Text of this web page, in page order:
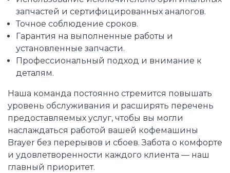
запчастей и сертифицированных аналогов.
Точное соблюдение сроков.
Гарантия на выполненные работы и
установленные запчасти.
Профессиональный подход и внимание к
деталям.
Наша команда постоянно стремится повышать
уровень обслуживания и расширять перечень
предоставляемых услуг, чтобы вы могли
наслаждаться работой вашей кофемашины
Brayer без перерывов и сбоев. Забота о комфорте
и удовлетворенности каждого клиента — наш
главный приоритет.